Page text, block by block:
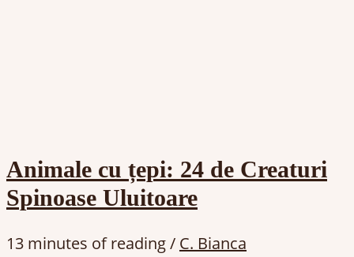
Animale cu țepi: 24 de Creaturi
Spinoase Uluitoare
13 minutes of reading/ C. Bianca